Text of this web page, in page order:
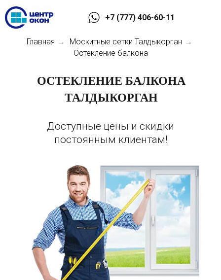
+7 (777) 406-60-11
Главная → Москитные сетки Талдыкорган →
Остекление балкона
ОСТЕКЛЕНИЕ БАЛКОНА
ТАЛДЫКОРГАН
Доступные цены и скидки
постоянным клиентам!